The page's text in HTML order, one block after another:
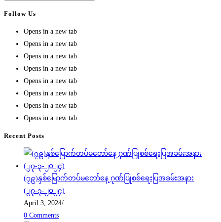
Follow Us
Opens in a new tab
Opens in a new tab
Opens in a new tab
Opens in a new tab
Opens in a new tab
Opens in a new tab
Opens in a new tab
Opens in a new tab
Recent Posts
(၇၉)နှစ်မြောက်တပ်မတော်နေ့ ဂုဏ်ပြုစစ်ရေးပြအခမ်းအနား
(၂၇-၃-၂၀၂၄)
April 3, 2024/
0 Comments